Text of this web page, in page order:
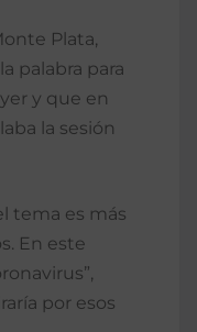
Plata,
palabra para
y que en
la sesión
tema es más
En este
por esos